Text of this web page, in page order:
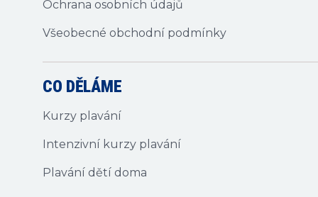
Ochrana osobních údajů
Všeobecné obchodní podmínky
CO DĚLÁME
Kurzy plavání
Intenzivní kurzy plavání
Plavání dětí doma